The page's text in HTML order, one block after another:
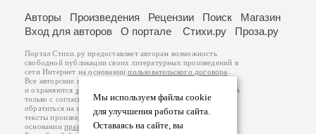
Мы используем файлы cookie
для улучшения работы сайта.
Оставаясь на сайте, вы
Авторы Произведения Рецензии Поиск
Магазин
Вход для авторов
О портале Стихи.ру Проза.ру
Портал Стихи.ру предоставляет авторам возможность
свободной публикации своих литературных произведений в
сети Интернет на основаниипользовательского договора
Все авторские права на произведения принадлежат авторам
и охраняются законом
. Перепечатка произведений возможна
только с согласия его автора, к которому вы можете
обратиться на его авторской странице. Ответственность за
тексты произведений авторы несут самостоятельно на
основанииправил публикацииизаконодательства